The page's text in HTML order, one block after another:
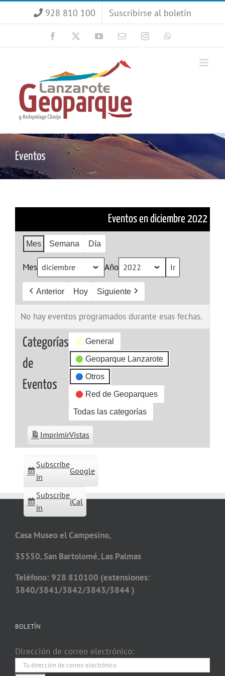
928 810 100 Suscribirse al boletín
Facebook YouTubeCorreoInstagram
Eventos
Eventos en diciembre 2022
Mes Semana Día
Mes Año
Anterior Hoy Siguiente
No hay eventos programados durante esas fechas.
Categorías
de
Eventos
General
Geoparque Lanzarote
Otros
Red de Geoparques
Todas las categorías
Subscribe
in
Google
Subscribe
in
iCal
ImprimirVistas
Casa Museo el Campesino,
35550, San Bartolomé, Las Palmas
Teléfono: 928 810100 (extensiones:
3840/3841/3842/3843/3844 )
BOLETÍN
Dirección de correo electrónico: